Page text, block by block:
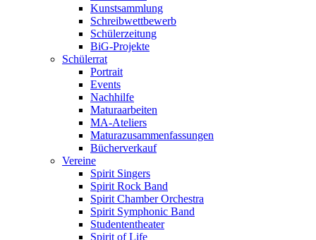
Kunstsammlung
Schreibwettbewerb
Schülerzeitung
BiG-Projekte
Schülerrat
Portrait
Events
Nachhilfe
Maturaarbeiten
MA-Ateliers
Maturazusammenfassungen
Bücherverkauf
Vereine
Spirit Singers
Spirit Rock Band
Spirit Chamber Orchestra
Spirit Symphonic Band
Studententheater
Spirit of Life